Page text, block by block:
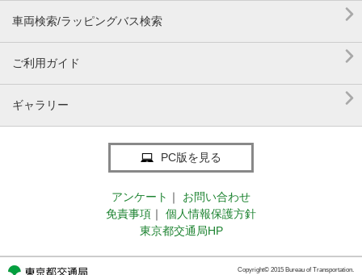
車両検索/ラッピングバス検索 
ご利用ガイド 
ギャラリー 
PC版を見る
アンケート ｜
お問い合わせ
免責事項 ｜
個人情報保護方針
東京都交通局HP
Copyright© 2015 Bureau of Transportation.